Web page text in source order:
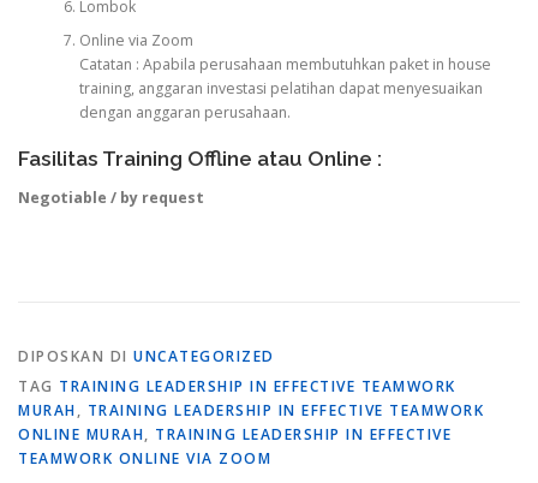
Lombok
Online via Zoom
Catatan : Apabila perusahaan membutuhkan paket in house
training, anggaran investasi pelatihan dapat menyesuaikan
dengan anggaran perusahaan.
Fasilitas Training Offline atau Online :
Negotiable / by request
DIPOSKAN DI UNCATEGORIZED
TAG TRAINING LEADERSHIP IN EFFECTIVE TEAMWORK
MURAH, TRAINING LEADERSHIP IN EFFECTIVE TEAMWORK
ONLINE MURAH, TRAINING LEADERSHIP IN EFFECTIVE
TEAMWORK ONLINE VIA ZOOM